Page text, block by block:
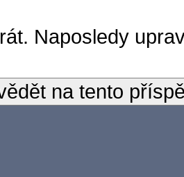
Naposledy
na tento